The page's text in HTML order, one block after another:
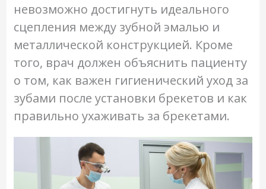
невозможно достигнуть идеального
сцепления между зубной эмалью и
металлической конструкцией. Кроме
того, врач должен объяснить пациенту
о том, как важен гигиенический уход за
зубами после установки брекетов и как
правильно ухаживать за брекетами.